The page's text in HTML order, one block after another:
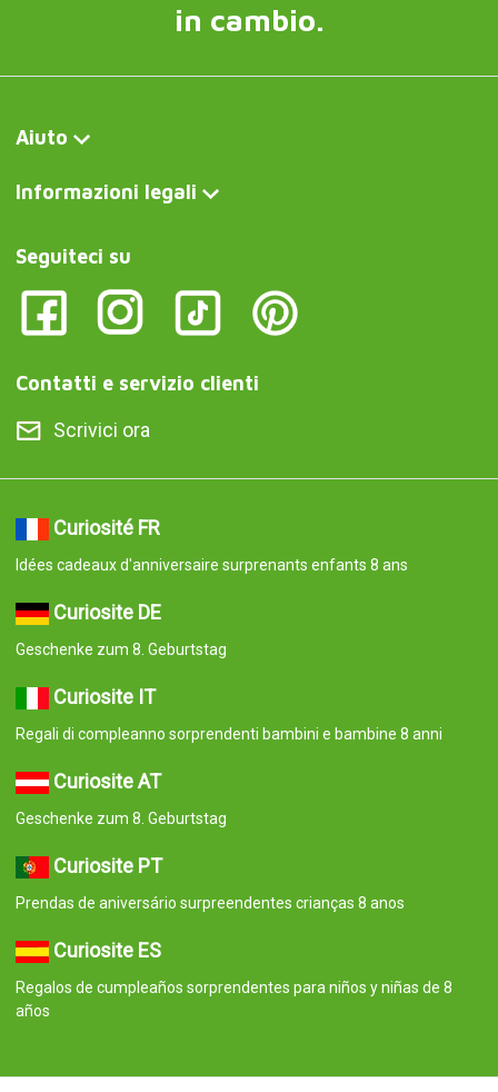
in cambio.
Aiuto
Informazioni legali
Seguiteci su
Contatti e servizio clienti
Scrivici ora
Curiosité FR
Idées cadeaux d'anniversaire surprenants enfants 8 ans
Curiosite DE
Geschenke zum 8. Geburtstag
Curiosite IT
Regali di compleanno sorprendenti bambini e bambine 8 anni
Curiosite AT
Geschenke zum 8. Geburtstag
Curiosite PT
Prendas de aniversário surpreendentes crianças 8 anos
Curiosite ES
Regalos de cumpleaños sorprendentes para niños y niñas de 8
años